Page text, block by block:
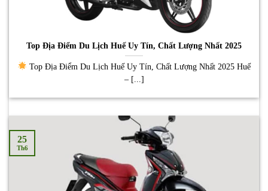
Top Địa Điểm Du Lịch Huế Uy Tín, Chất Lượng Nhất 2025
Top Địa Điểm Du Lịch Huế Uy Tín, Chất Lượng Nhất 2025 Huế
– [...]
25
Th6